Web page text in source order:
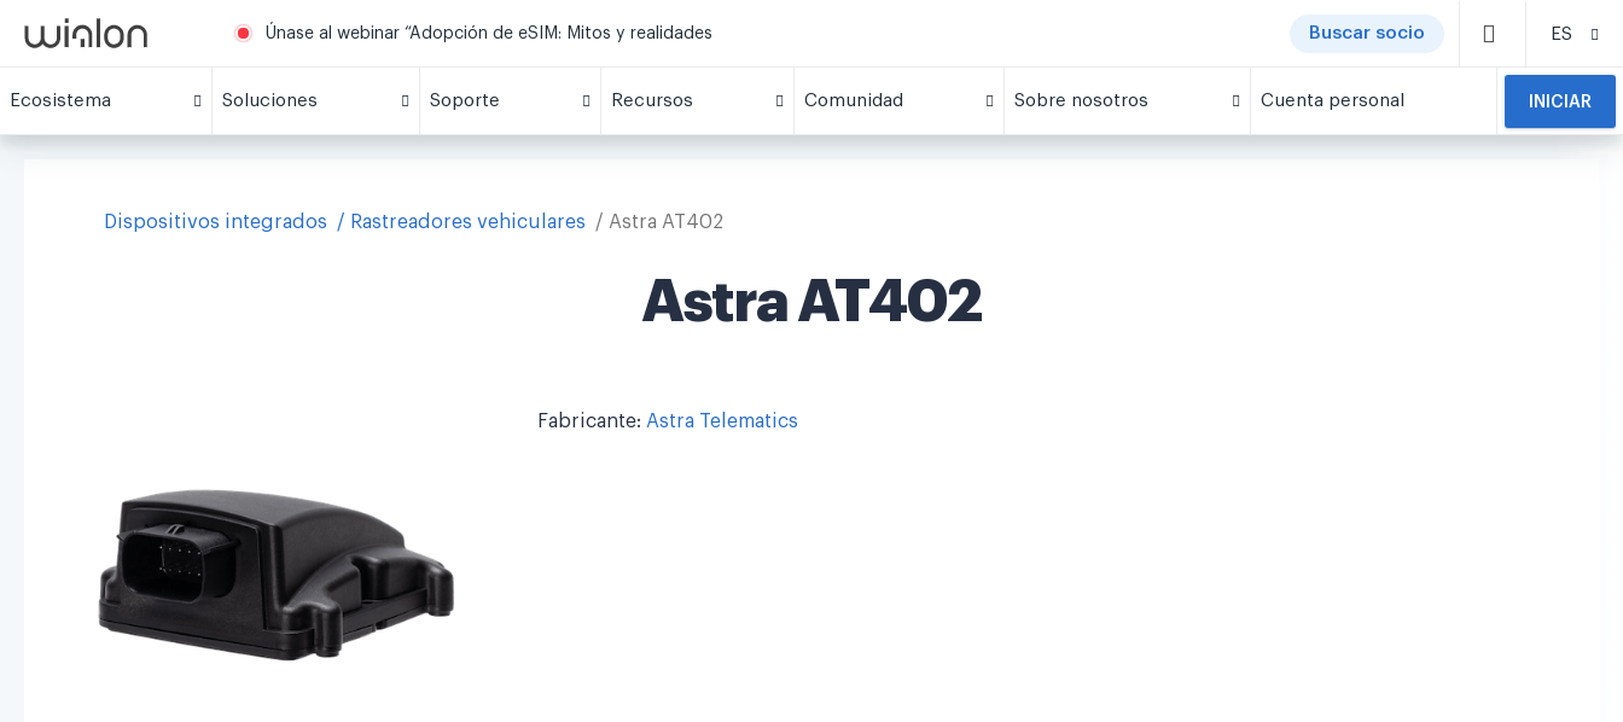
Únase al webinar “Adopción de eSIM: Mitos y realidades Buscar socio ES
Ecosistema Soluciones Soporte Recursos Comunidad Sobre nosotros Cuenta personal INICIAR
Dispositivos integrados Rastreadores vehiculares Astra AT402
Astra AT402
Fabricante: Astra Telematics